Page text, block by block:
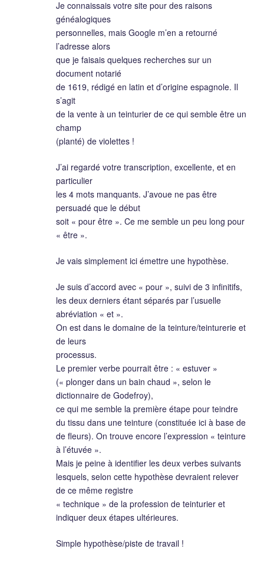
Je connaissais votre site pour des raisons
généalogiques
personnelles, mais Google m’en a retourné
l’adresse alors
que je faisais quelques recherches sur un
document notarié
de 1619, rédigé en latin et d’origine espagnole. Il
s’agit
de la vente à un teinturier de ce qui semble être un
champ
(planté) de violettes !
J’ai regardé votre transcription, excellente, et en
particulier
les 4 mots manquants. J’avoue ne pas être
persuadé que le début
soit « pour être ». Ce me semble un peu long pour
« être ».
Je vais simplement ici émettre une hypothèse.
Je suis d’accord avec « pour », suivi de 3 infinitifs,
les deux derniers étant séparés par l’usuelle
abréviation « et ».
On est dans le domaine de la teinture/teinturerie et
de leurs
processus.
Le premier verbe pourrait être : « estuver »
(« plonger dans un bain chaud », selon le
dictionnaire de Godefroy),
ce qui me semble la première étape pour teindre
du tissu dans une teinture (constituée ici à base de
de fleurs). On trouve encore l’expression « teinture
à l’étuvée ».
Mais je peine à identifier les deux verbes suivants
lesquels, selon cette hypothèse devraient relever
de ce même registre
« technique » de la profession de teinturier et
indiquer deux étapes ultérieures.
Simple hypothèse/piste de travail !